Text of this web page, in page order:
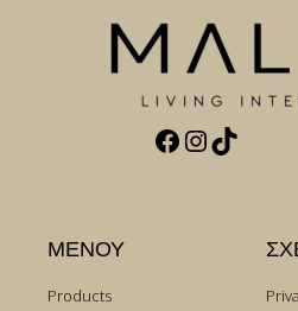
Facebook
Instagram
TikTok
ΜΕΝΟΥ
Products